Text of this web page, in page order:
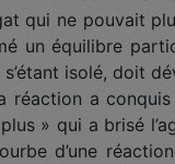
qui ne pouvait
un équilibre
isolé, doit
réaction a
plus » qui a brisé
d’une